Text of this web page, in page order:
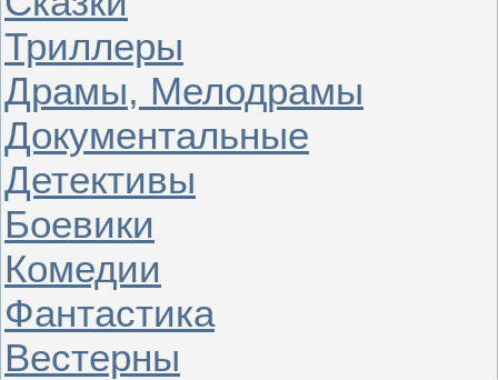
Триллеры
Драмы, Мелодрамы
Документальные
Детективы
Боевики
Комедии
Фантастика
Вестерны